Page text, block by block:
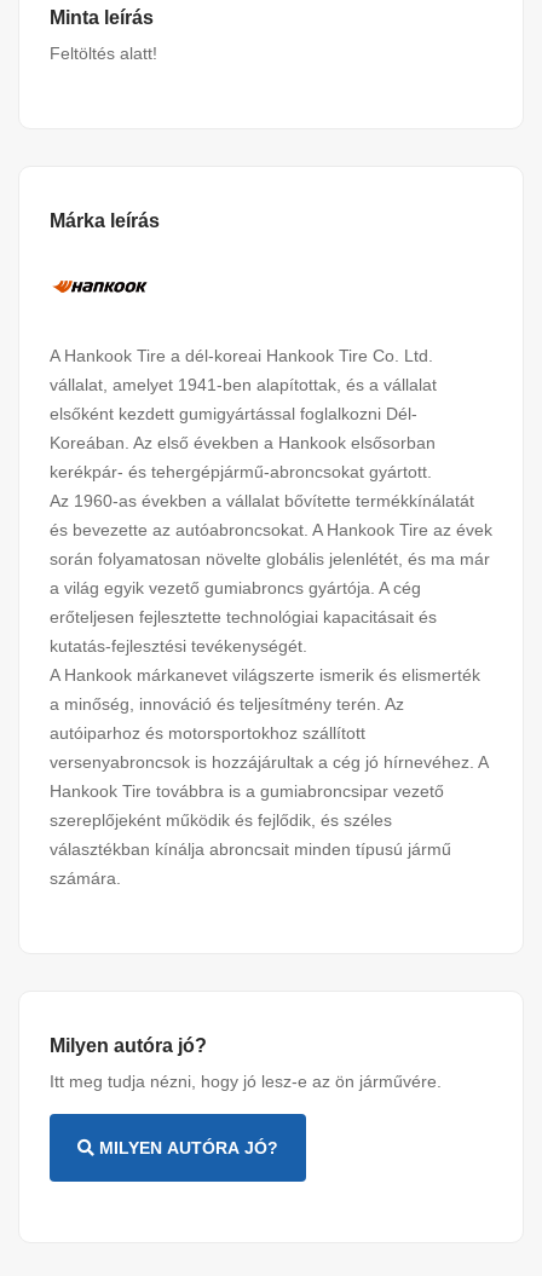
Minta leírás
Feltöltés alatt!
Márka leírás
A Hankook Tire a dél-koreai Hankook Tire Co. Ltd.
vállalat, amelyet 1941-ben alapítottak, és a vállalat
elsőként kezdett gumigyártással foglalkozni Dél-
Koreában. Az első években a Hankook elsősorban
kerékpár- és tehergépjármű-abroncsokat gyártott.
Az 1960-as években a vállalat bővítette termékkínálatát
és bevezette az autóabroncsokat. A Hankook Tire az évek
során folyamatosan növelte globális jelenlétét, és ma már
a világ egyik vezető gumiabroncs gyártója. A cég
erőteljesen fejlesztette technológiai kapacitásait és
kutatás-fejlesztési tevékenységét.
A Hankook márkanevet világszerte ismerik és elismerték
a minőség, innováció és teljesítmény terén. Az
autóiparhoz és motorsportokhoz szállított
versenyabroncsok is hozzájárultak a cég jó hírnevéhez. A
Hankook Tire továbbra is a gumiabroncsipar vezető
szereplőjeként működik és fejlődik, és széles
választékban kínálja abroncsait minden típusú jármű
számára.
Milyen autóra jó?
Itt meg tudja nézni, hogy jó lesz-e az ön járművére.
MILYEN AUTÓRA JÓ?